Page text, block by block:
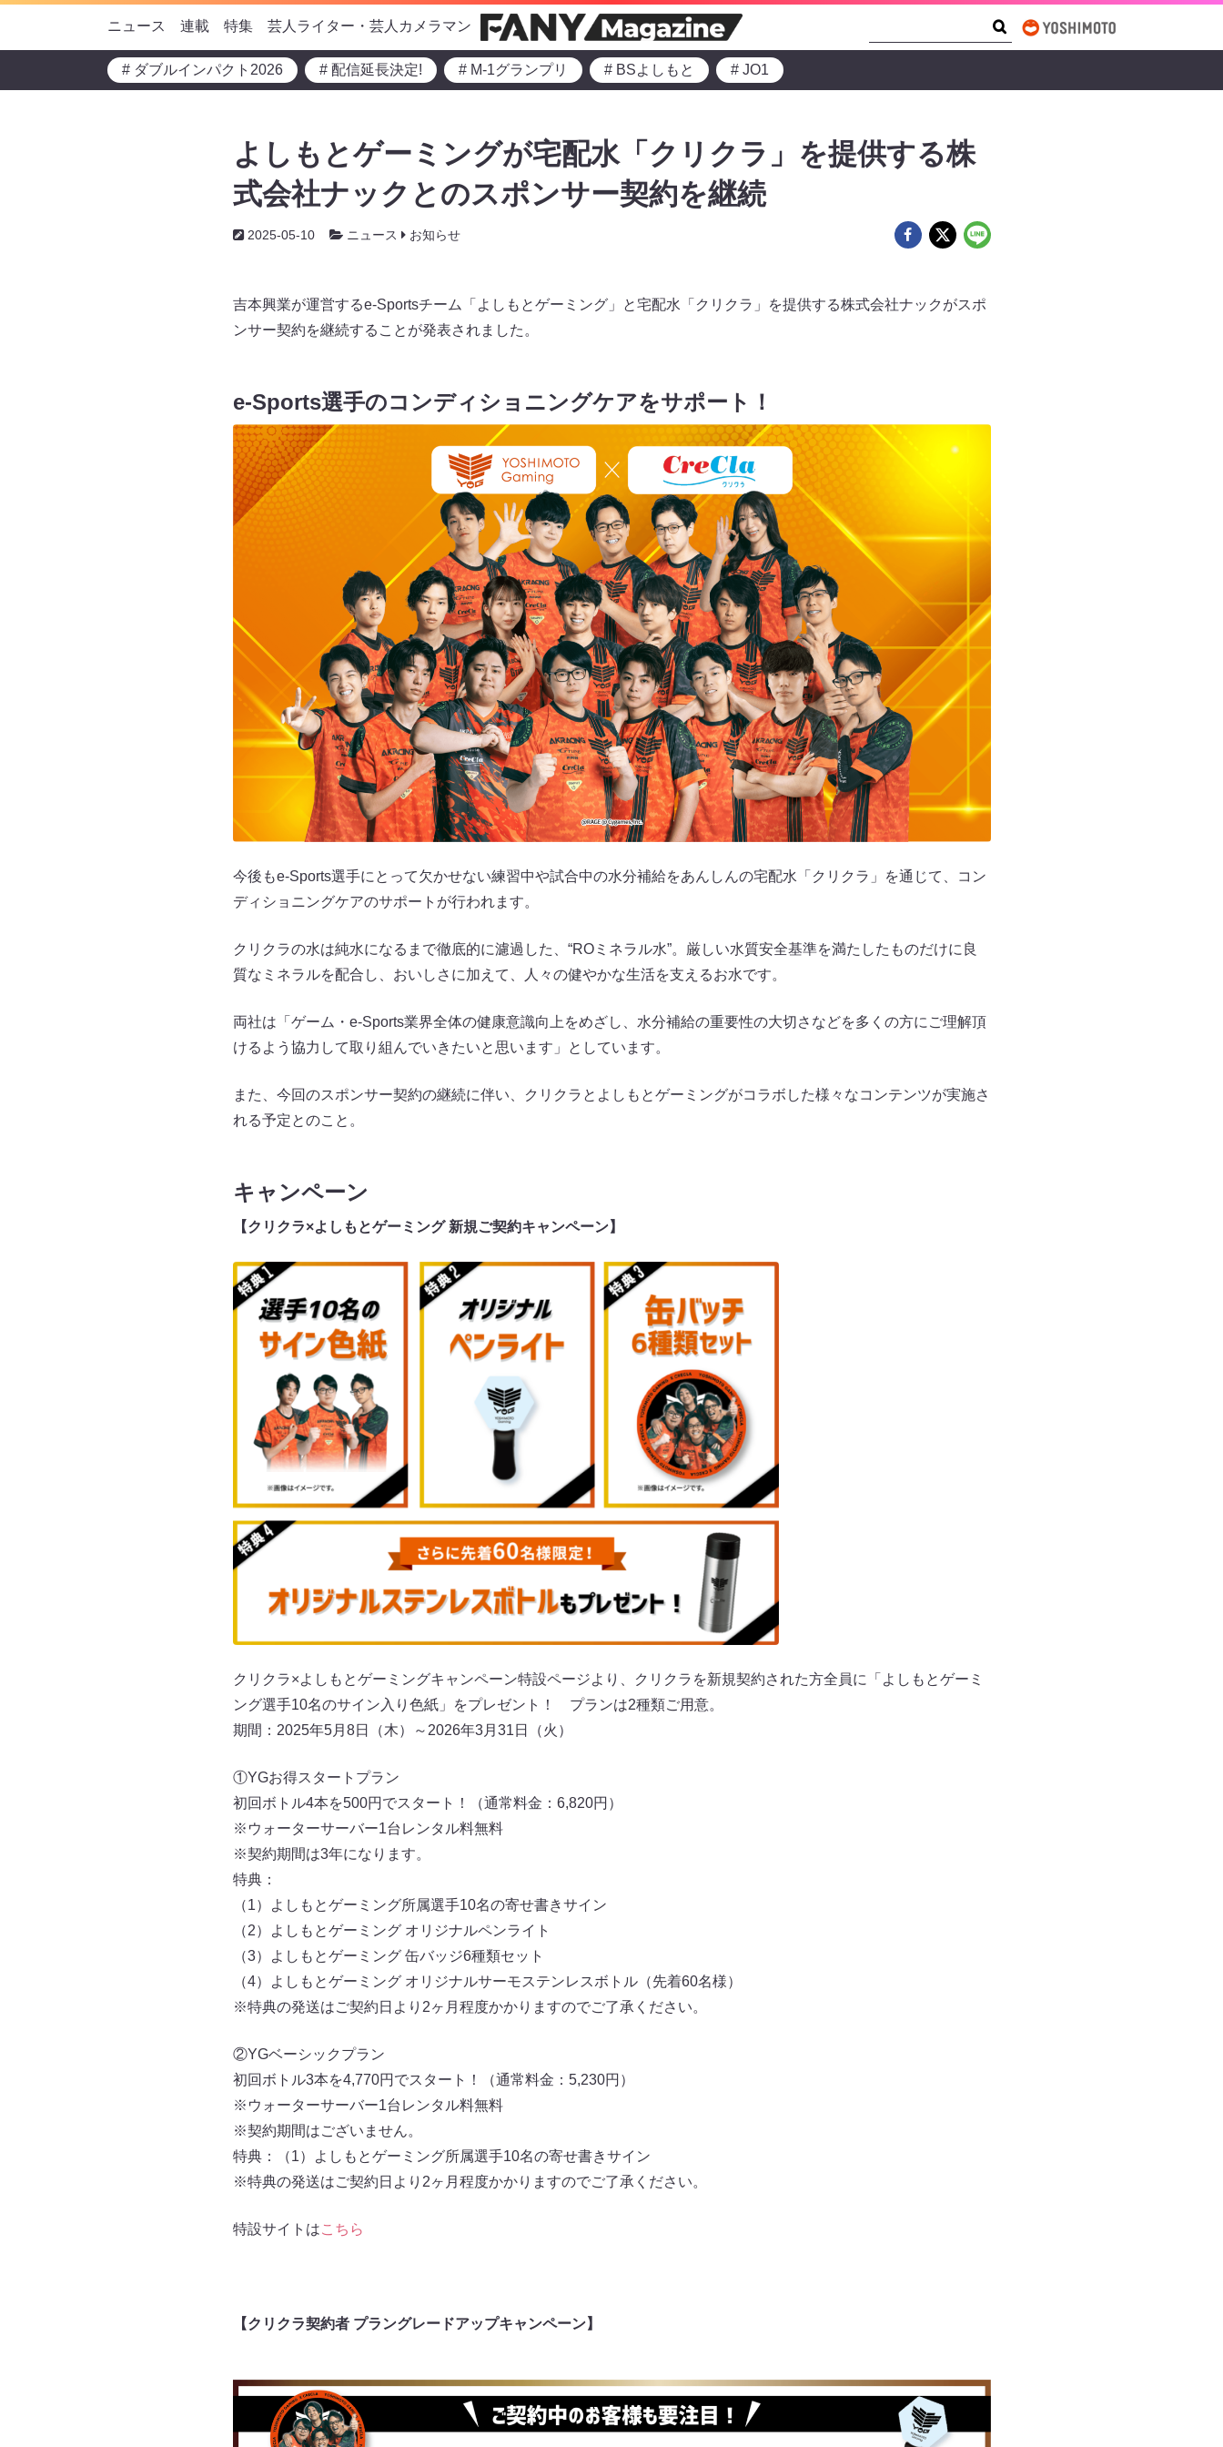
ニュース 連載 特集 芸人ライター・芸人カメラマン
# ダブルインパクト2026 # 配信延長決定! # M-1グランプリ # BSよしもと # JO1
よしもとゲーミングが宅配水「クリクラ」を提供する株
式会社ナックとのスポンサー契約を継続
2025-05-10 ニュース お知らせ
吉本興業が運営するe-Sportsチーム「よしもとゲーミング」と宅配水「クリクラ」を提供する株式会社ナックがスポ
ンサー契約を継続することが発表されました。
e-Sports選手のコンディショニングケアをサポート！
今後もe-Sports選手にとって欠かせない練習中や試合中の水分補給をあんしんの宅配水「クリクラ」を通じて、コン
ディショニングケアのサポートが行われます。
クリクラの水は純水になるまで徹底的に濾過した、“ROミネラル水”。厳しい水質安全基準を満たしたものだけに良
質なミネラルを配合し、おいしさに加えて、人々の健やかな生活を支えるお水です。
両社は「ゲーム・e-Sports業界全体の健康意識向上をめざし、水分補給の重要性の大切さなどを多くの方にご理解頂
けるよう協力して取り組んでいきたいと思います」としています。
また、今回のスポンサー契約の継続に伴い、クリクラとよしもとゲーミングがコラボした様々なコンテンツが実施さ
れる予定とのこと。
キャンペーン
【クリクラ×よしもとゲーミング 新規ご契約キャンペーン】
クリクラ×よしもとゲーミングキャンペーン特設ページより、クリクラを新規契約された方全員に「よしもとゲーミ
ング選手10名のサイン入り色紙」をプレゼント！ プランは2種類ご用意。
期間：2025年5月8日（木）～2026年3月31日（火）
①YGお得スタートプラン
初回ボトル4本を500円でスタート！（通常料金：6,820円）
※ウォーターサーバー1台レンタル料無料
※契約期間は3年になります。
特典：
（1）よしもとゲーミング所属選手10名の寄せ書きサイン
（2）よしもとゲーミング オリジナルペンライト
（3）よしもとゲーミング 缶バッジ6種類セット
（4）よしもとゲーミング オリジナルサーモステンレスボトル（先着60名様）
※特典の発送はご契約日より2ヶ月程度かかりますのでご了承ください。
②YGベーシックプラン
初回ボトル3本を4,770円でスタート！（通常料金：5,230円）
※ウォーターサーバー1台レンタル料無料
※契約期間はございません。
特典：（1）よしもとゲーミング所属選手10名の寄せ書きサイン
※特典の発送はご契約日より2ヶ月程度かかりますのでご了承ください。
特設サイトはこちら
【クリクラ契約者 プラングレードアップキャンペーン】